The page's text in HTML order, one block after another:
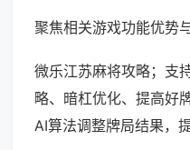
聚焦相关游戏功能优势
微乐江苏麻将攻略；支
略、暗杠优化、提高好
AI算法调整牌局结果，